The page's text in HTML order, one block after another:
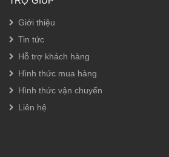
Giới thiệu
Tin tức
Hỗ trợ khách hàng
Hình thức mua hàng
Hình thức vận chuyển
Liên hệ